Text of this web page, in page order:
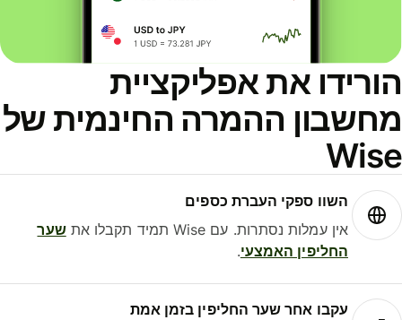
את אפליקציית
ההמרה החינמית של
השוו ספקי העברת כספים
אין עמלות נסתרות. עם Wise תמיד תקבלו את
שער
החליפין האמצעי.
עקבו אחר שער החליפין בזמן אמת